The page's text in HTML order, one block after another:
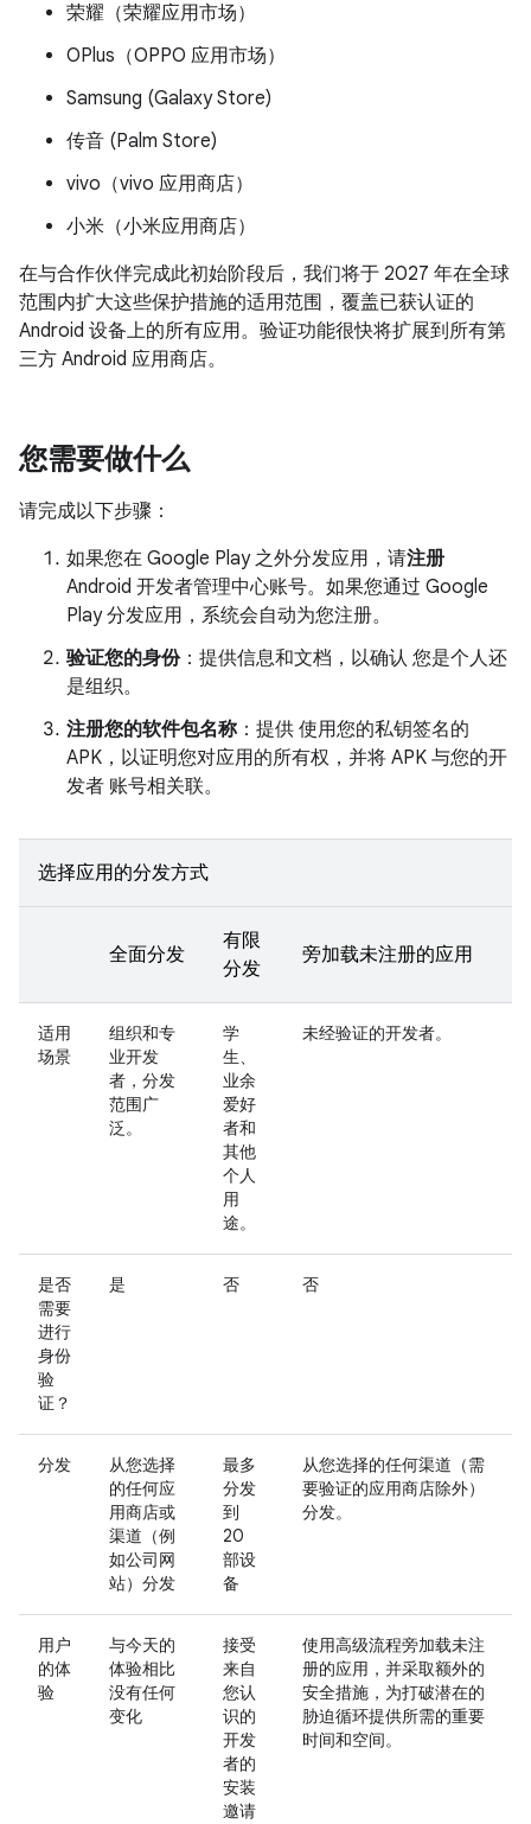
荣耀（荣耀应用市场）
OPlus（OPPO 应用市场）
Samsung (Galaxy Store)
传音 (Palm Store)
vivo（vivo 应用商店）
小米（小米应用商店）
在与合作伙伴完成此初始阶段后，我们将于 2027 年在全球
范围内扩大这些保护措施的适用范围，覆盖已获认证的
Android 设备上的所有应用。验证功能很快将扩展到所有第
三方 Android 应用商店。
您需要做什么
请完成以下步骤：
如果您在 Google Play 之外分发应用，请注册
Android 开发者管理中心账号。如果您通过 Google
Play 分发应用，系统会自动为您注册。
验证您的身份：提供信息和文档，以确认 您是个人还
是组织。
注册您的软件包名称：提供 使用您的私钥签名的
APK，以证明您对应用的所有权，并将 APK 与您的开
发者 账号相关联。
选择应用的分发方式
全面分发
有限
分发
旁加载未注册的应用
适用
场景
组织和专
业开发
者，分发
范围广
泛。
学
生、
业余
爱好
者和
其他
个人
用
途。
未经验证的开发者。
是否
需要
进行
身份
验
证？
是 否 否
分发
从您选择
的任何应
用商店或
渠道（例
如公司网
站）分发
最多
分发
到
20
部设
备
从您选择的任何渠道（需
要验证的应用商店除外）
分发。
用户
的体
验
与今天的
体验相比
没有任何
变化
接受
来自
您认
识的
开发
者的
安装
邀请
使用高级流程旁加载未注
册的应用，并采取额外的
安全措施，为打破潜在的
胁迫循环提供所需的重要
时间和空间。